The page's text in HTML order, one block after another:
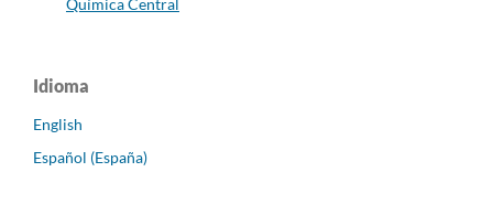
Química Central
Idioma
English
Español (España)